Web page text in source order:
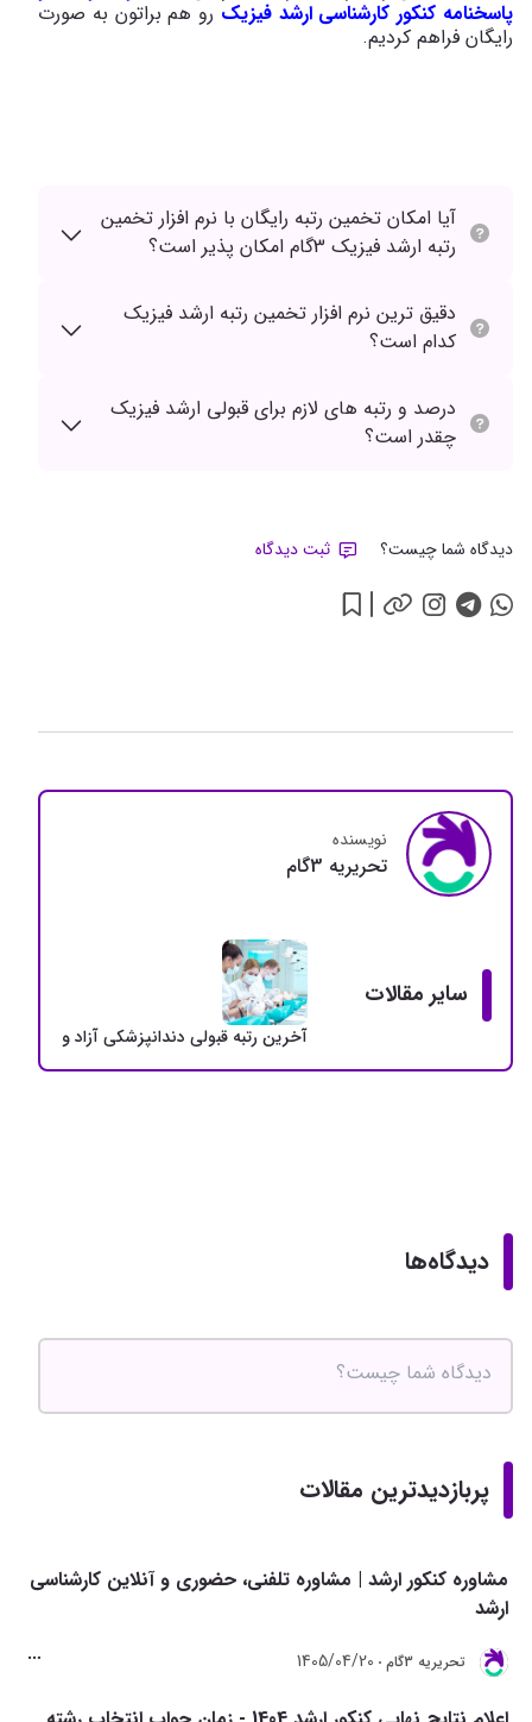
پاسخنامه کنکور کارشناسی ارشد فیزیک رو هم براتون به صورت
رایگان فراهم کردیم.
آیا امکان تخمین رتبه رایگان با نرم افزار تخمین
رتبه ارشد فیزیک 3گام امکان پذیر است؟
دقیق ترین نرم افزار تخمین رتبه ارشد فیزیک
کدام است؟
درصد و رتبه های لازم برای قبولی ارشد فیزیک
چقدر است؟
دیدگاه شما چیست؟ ثبت دیدگاه
نویسنده
تحريريه 3گام
سایر مقالات
آخرین رتبه قبولی دندانپزشکی آزاد و دولتی +
دیدگاه‌ها
پربازدیدترین مقالات
مشاوره کنکور ارشد | مشاوره تلفنی، حضوری و آنلاین کارشناسی
ارشد
تحريريه 3گام 1405/04/20